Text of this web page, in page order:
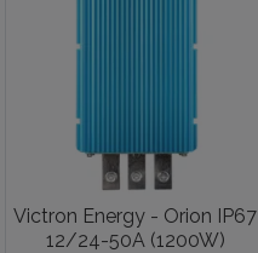
Victron Energy - Orion IP67
12/24-50A (1200W)